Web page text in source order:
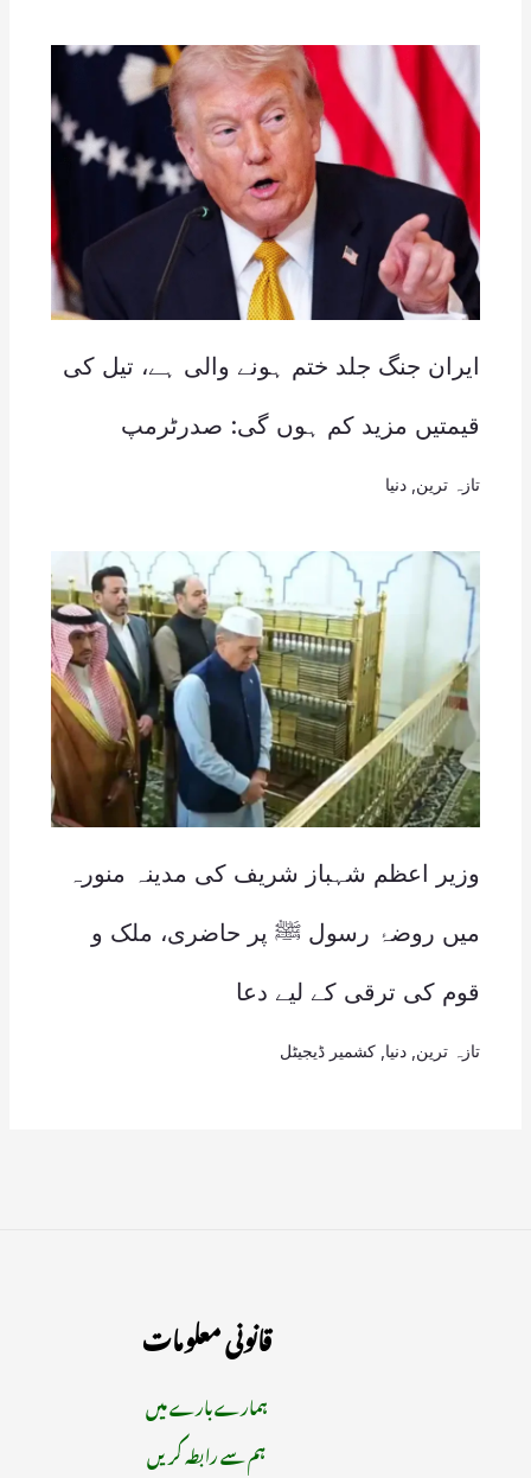
ایران جنگ جلد ختم ہونے والی ہے، تیل کی
قیمتیں مزید کم ہوں گی: صدرٹرمپ
تازہ ترین دنیا
وزیر اعظم شہباز شریف کی مدینہ منورہ
میں روضۂ رسول ﷺ پر حاضری، ملک و
قوم کی ترقی کے لیے دعا
تازہ ترین دنیا کشمیر ڈیجیٹل
قانونی معلومات
ہمارے بارے میں
ہم سے رابطہ کریں